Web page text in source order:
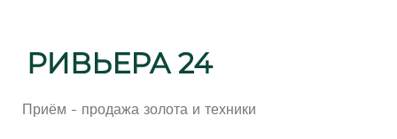
Приём - продажа золота и техники